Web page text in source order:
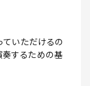
いただけるの
するための基